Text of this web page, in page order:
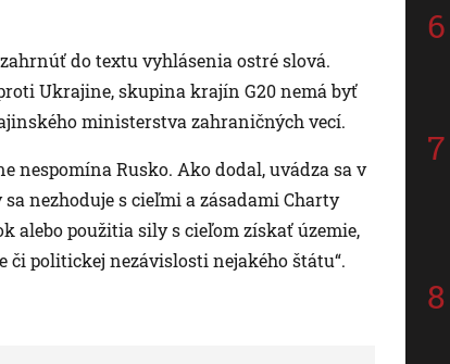
do textu vyhlásenia ostré slová.
Ukrajine, skupina krajín G20 nemá byť
ministerstva zahraničných vecí.
nespomína Rusko. Ako dodal, uvádza sa v
nezhoduje s cieľmi a zásadami Charty
alebo použitia sily s cieľom získať územie,
či politickej nezávislosti nejakého štátu“.